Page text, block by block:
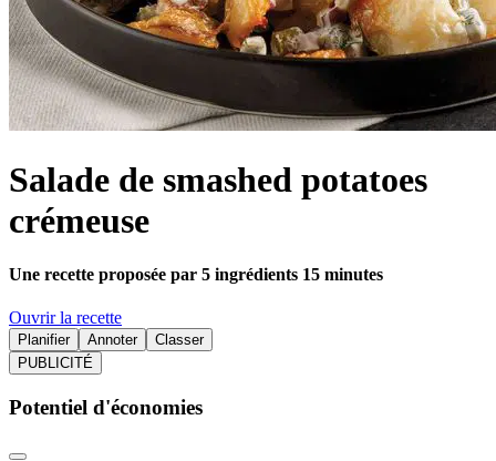
Salade de smashed potatoes
crémeuse
Une recette proposée par 5 ingrédients 15 minutes
Ouvrir la recette
Planifier Annoter
Classer
PUBLICITÉ
Potentiel d'économies